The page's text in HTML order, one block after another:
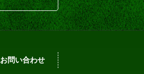
お問い合わせ